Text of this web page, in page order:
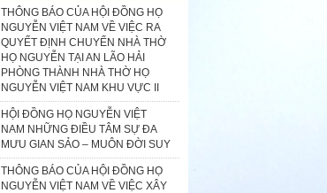
THÔNG BÁO CỦA HỘI ĐỒNG HỌ
NGUYỄN VIỆT NAM VỀ VIỆC RA
QUYẾT ĐỊNH CHUYỂN NHÀ THỜ
HỌ NGUYỄN TẠI AN LÃO HẢI
PHÒNG THÀNH NHÀ THỜ HỌ
NGUYỄN VIỆT NAM KHU VỰC II
HỘI ĐỒNG HỌ NGUYỄN VIỆT
NAM NHỮNG ĐIỀU TÂM SỰ ĐA
MƯU GIAN SẢO – MUÔN ĐỜI SUY
THÔNG BÁO CỦA HỘI ĐỒNG HỌ
NGUYỄN VIỆT NAM VỀ VIỆC XÂY